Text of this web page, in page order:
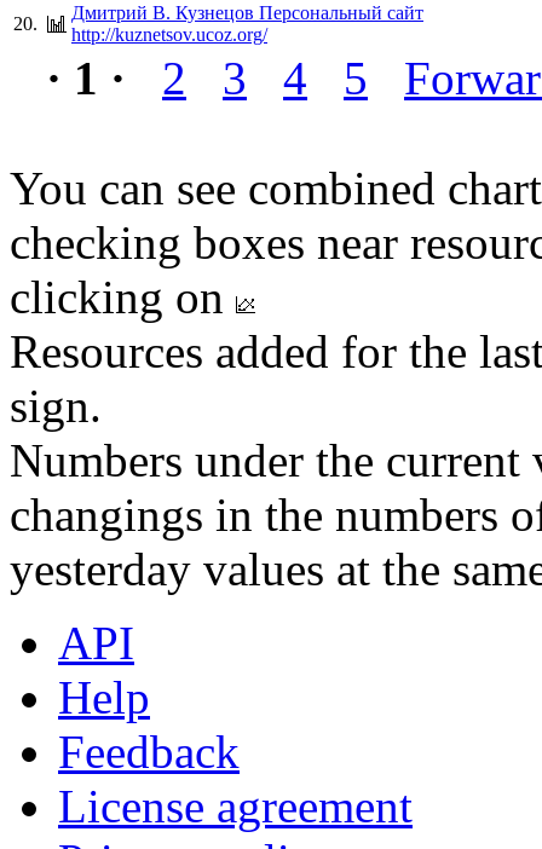
20.
Дмитрий В. Кузнецов Персональный сайт
http://kuznetsov.ucoz.org/
· 1 · 2 3 4 5
You can see combined
checking boxes near
clicking on
Resources added for the
sign.
Numbers under the
changings in the numbers
yesterday values at the
API
Help
Feedback
License agreement